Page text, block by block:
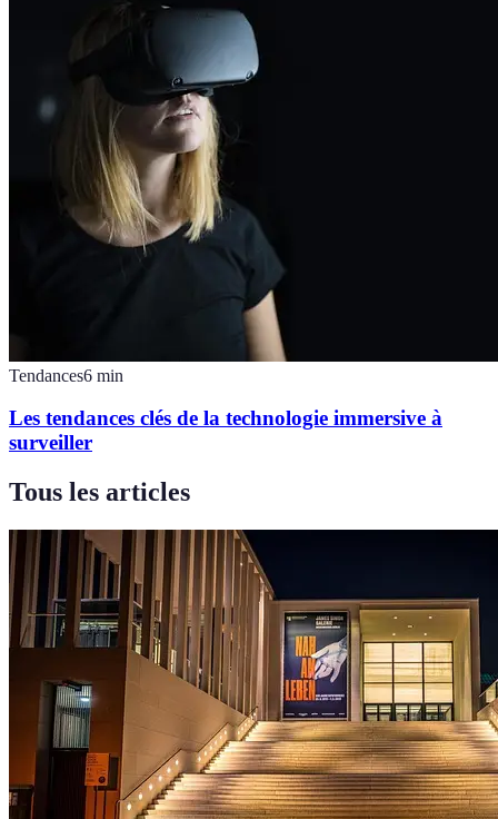
Tendances6 min
Les tendances clés de la technologie immersive à
surveiller
Tous les articles